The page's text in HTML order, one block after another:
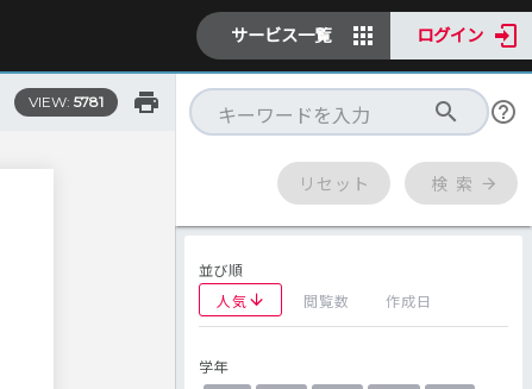
サービス一覧 ログイン
VIEW: 5781
リセット 検 索
並び順
人気
閲覧数 作成日
学年